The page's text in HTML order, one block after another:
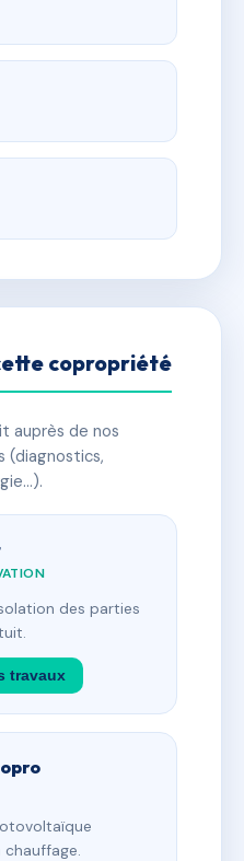
copropriété
auprès de nos
(diagnostics,
des parties
travaux